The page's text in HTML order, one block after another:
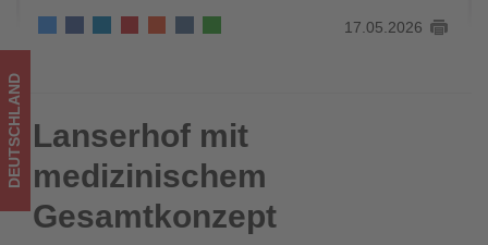
Tourismus
los
ist!
17.05.2026
Lanserhof mit medizinischem Gesamtkonzept
DEUTSCHLAND Lanserhof mit
medizinischem
Gesamtkonzept